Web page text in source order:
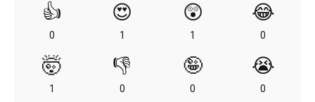
👍
0
😍
1
😲
1
😂
0
🤯
1
👎
0
🤪
0
😭
0